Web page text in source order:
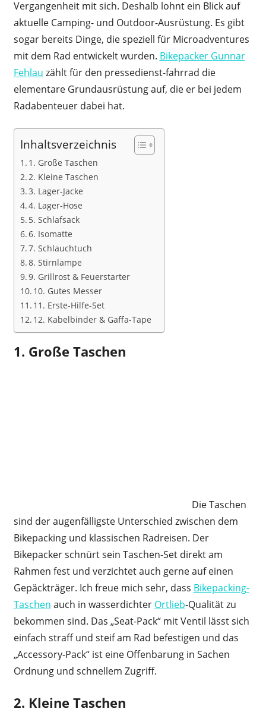
Vergangenheit mit sich. Deshalb lohnt ein Blick auf
aktuelle Camping- und Outdoor-Ausrüstung. Es gibt
sogar bereits Dinge, die speziell für Microadventures
mit dem Rad entwickelt wurden. Bikepacker Gunnar
Fehlau zählt für den pressedienst-fahrrad die
elementare Grundausrüstung auf, die er bei jedem
Radabenteuer dabei hat.
Inhaltsverzeichnis
1. Große Taschen
2. Kleine Taschen
3. Lager-Jacke
4. Lager-Hose
5. Schlafsack
6. Isomatte
7. Schlauchtuch
8. Stirnlampe
9. Grillrost & Feuerstarter
10. Gutes Messer
11. Erste-Hilfe-Set
12. Kabelbinder & Gaffa-Tape
1. Große Taschen
Die Taschen
sind der augenfälligste Unterschied zwischen dem
Bikepacking und klassischen Radreisen. Der
Bikepacker schnürt sein Taschen-Set direkt am
Rahmen fest und verzichtet auch gerne auf einen
Gepäckträger. Ich freue mich sehr, dass Bikepacking-
Taschen auch in wasserdichter Ortlieb-Qualität zu
bekommen sind. Das „Seat-Pack“ mit Ventil lässt sich
einfach straff und steif am Rad befestigen und das
„Accessory-Pack“ ist eine Offenbarung in Sachen
Ordnung und schnellem Zugriff.
2. Kleine Taschen